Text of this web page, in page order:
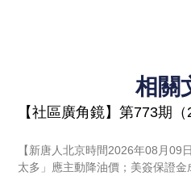
相關
【社區廣角鏡】第773期（
【新唐人北京時間2026年08月09
太多」應主動降油價；美簽保證